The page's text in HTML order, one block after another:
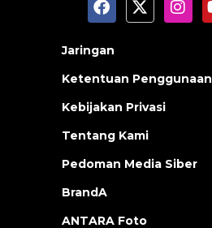
Jaringan
Ketentuan Penggunaan
Kebijakan Privasi
Tentang Kami
Pedoman Media Siber
BrandA
ANTARA Foto